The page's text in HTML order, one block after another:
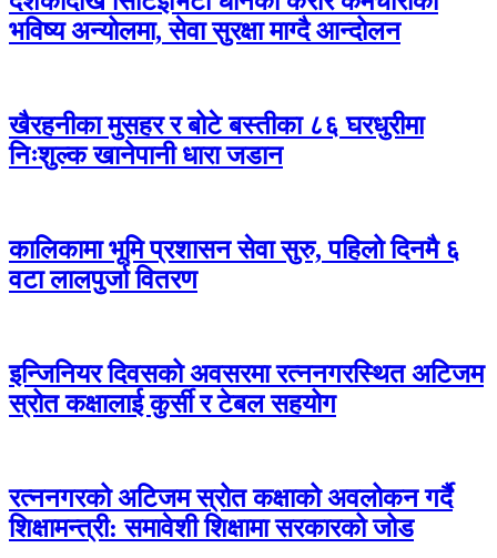
भविष्य अन्योलमा, सेवा सुरक्षा माग्दै आन्दोलन
खैरहनीका मुसहर र बोटे बस्तीका ८६ घरधुरीमा
निःशुल्क खानेपानी धारा जडान
कालिकामा भूमि प्रशासन सेवा सुरु, पहिलो दिनमै ६
वटा लालपुर्जा वितरण
इन्जिनियर दिवसको अवसरमा रत्ननगरस्थित अटिजम
स्रोत कक्षालाई कुर्सी र टेबल सहयोग
रत्ननगरको अटिजम स्रोत कक्षाको अवलोकन गर्दै
शिक्षामन्त्री: समावेशी शिक्षामा सरकारको जोड